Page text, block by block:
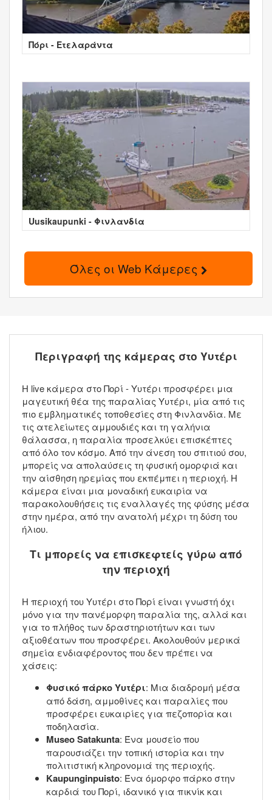
Πόρι - Ετελαράντα
Uusikaupunki - Φινλανδία
Όλες οι Web Κάμερες
Περιγραφή της κάμερας στο Υυτέρι
Η live κάμερα στο Πορί - Υυτέρι προσφέρει μια
μαγευτική θέα της παραλίας Υυτέρι, μία από τις
πιο εμβληματικές τοποθεσίες στη Φινλανδία. Με
τις ατελείωτες αμμουδιές και τη γαλήνια
θάλασσα, η παραλία προσελκύει επισκέπτες
από όλο τον κόσμο. Από την άνεση του σπιτιού σου,
μπορείς να απολαύσεις τη φυσική ομορφιά και
την αίσθηση ηρεμίας που εκπέμπει η περιοχή. Η
κάμερα είναι μια μοναδική ευκαιρία να
παρακολουθήσεις τις εναλλαγές της φύσης μέσα
στην ημέρα, από την ανατολή μέχρι τη δύση του
ήλιου.
Τι μπορείς να επισκεφτείς γύρω από
την περιοχή
Η περιοχή του Υυτέρι στο Πορί είναι γνωστή όχι
μόνο για την πανέμορφη παραλία της, αλλά και
για το πλήθος των δραστηριοτήτων και των
αξιοθέατων που προσφέρει. Ακολουθούν μερικά
σημεία ενδιαφέροντος που δεν πρέπει να
χάσεις:
Φυσικό πάρκο Υυτέρι: Μια διαδρομή μέσα
από δάση, αμμοθίνες και παραλίες που
προσφέρει ευκαιρίες για πεζοπορία και
ποδηλασία.
Museo Satakunta: Ένα μουσείο που
παρουσιάζει την τοπική ιστορία και την
πολιτιστική κληρονομιά της περιοχής.
Kaupunginpuisto: Ένα όμορφο πάρκο στην
καρδιά του Πορί, ιδανικό για πικνίκ και